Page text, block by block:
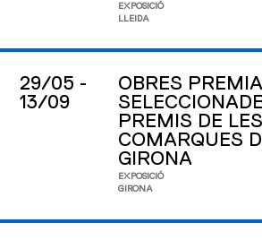
EXPOSICIÓ
LLEIDA
EXPOSICIÓ
GIRONA
OBRES
PREMIS DE LES
COMARQUES
GIRONA
29/05 -
13/09